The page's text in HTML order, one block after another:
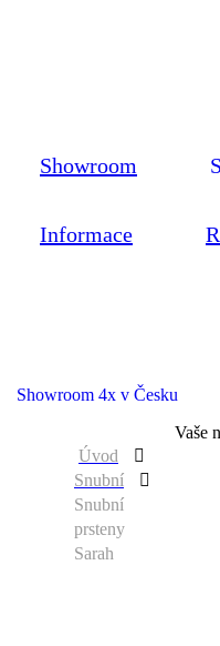
Showroom
Informace
Vaše
Showroom 4x v Česku
Úvod
Snubní
Snubní
prsteny
Sarah